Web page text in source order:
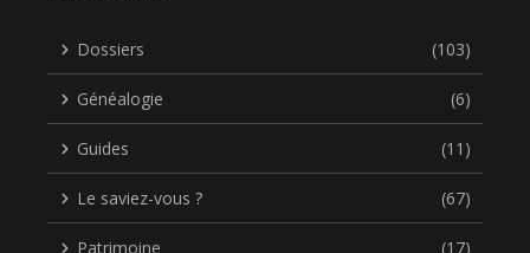
Dossiers (103)
Généalogie (6)
Guides (11)
Le saviez-vous ? (67)
Patrimoine (17)